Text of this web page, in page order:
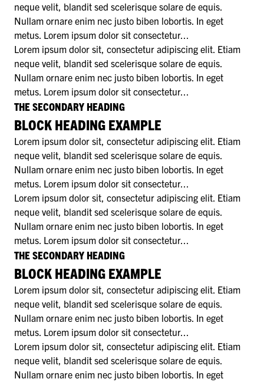
neque velit, blandit sed scelerisque solare de equis.
Nullam ornare enim nec justo biben lobortis. In eget
metus. Lorem ipsum dolor sit consectetur...
Lorem ipsum dolor sit, consectetur adipiscing elit. Etiam
neque velit, blandit sed scelerisque solare de equis.
Nullam ornare enim nec justo biben lobortis. In eget
metus. Lorem ipsum dolor sit consectetur...
THE SECONDARY HEADING
BLOCK HEADING EXAMPLE
Lorem ipsum dolor sit, consectetur adipiscing elit. Etiam
neque velit, blandit sed scelerisque solare de equis.
Nullam ornare enim nec justo biben lobortis. In eget
metus. Lorem ipsum dolor sit consectetur...
Lorem ipsum dolor sit, consectetur adipiscing elit. Etiam
neque velit, blandit sed scelerisque solare de equis.
Nullam ornare enim nec justo biben lobortis. In eget
metus. Lorem ipsum dolor sit consectetur...
THE SECONDARY HEADING
BLOCK HEADING EXAMPLE
Lorem ipsum dolor sit, consectetur adipiscing elit. Etiam
neque velit, blandit sed scelerisque solare de equis.
Nullam ornare enim nec justo biben lobortis. In eget
metus. Lorem ipsum dolor sit consectetur...
Lorem ipsum dolor sit, consectetur adipiscing elit. Etiam
neque velit, blandit sed scelerisque solare de equis.
Nullam ornare enim nec justo biben lobortis. In eget